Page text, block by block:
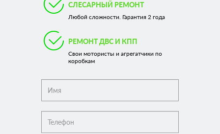
СЛЕСАРНЫЙ РЕМОНТ
Любой сложности. Гарантия 2 года
РЕМОНТ ДВС И КПП
Свои мотористы и агрегатчики по
коробкам